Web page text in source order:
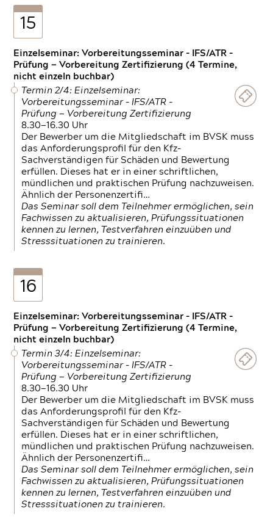
15
Einzelseminar: Vorbereitungsseminar - IFS/ATR -
Prüfung — Vorbereitung Zertifizierung (4 Termine,
nicht einzeln buchbar)
Termin 2/4: Einzelseminar:
Vorbereitungsseminar - IFS/ATR -
Prüfung — Vorbereitung Zertifizierung
8.30—16.30 Uhr
Der Bewerber um die Mitgliedschaft im BVSK muss
das Anforderungsprofil für den Kfz-
Sachverständigen für Schäden und Bewertung
erfüllen. Dieses hat er in einer schriftlichen,
mündlichen und praktischen Prüfung nachzuweisen.
Ähnlich der Personenzertifi…
Das Seminar soll dem Teilnehmer ermöglichen, sein
Fachwissen zu aktualisieren, Prüfungssituationen
kennen zu lernen, Testverfahren einzuüben und
Stresssituationen zu trainieren.
16
Einzelseminar: Vorbereitungsseminar - IFS/ATR -
Prüfung — Vorbereitung Zertifizierung (4 Termine,
nicht einzeln buchbar)
Termin 3/4: Einzelseminar:
Vorbereitungsseminar - IFS/ATR -
Prüfung — Vorbereitung Zertifizierung
8.30—16.30 Uhr
Der Bewerber um die Mitgliedschaft im BVSK muss
das Anforderungsprofil für den Kfz-
Sachverständigen für Schäden und Bewertung
erfüllen. Dieses hat er in einer schriftlichen,
mündlichen und praktischen Prüfung nachzuweisen.
Ähnlich der Personenzertifi…
Das Seminar soll dem Teilnehmer ermöglichen, sein
Fachwissen zu aktualisieren, Prüfungssituationen
kennen zu lernen, Testverfahren einzuüben und
Stresssituationen zu trainieren.